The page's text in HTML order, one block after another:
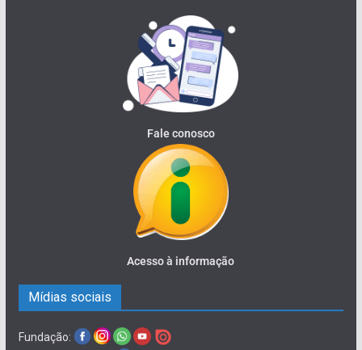
Fale conosco
Acesso à informação
Mídias sociais
Fundação: